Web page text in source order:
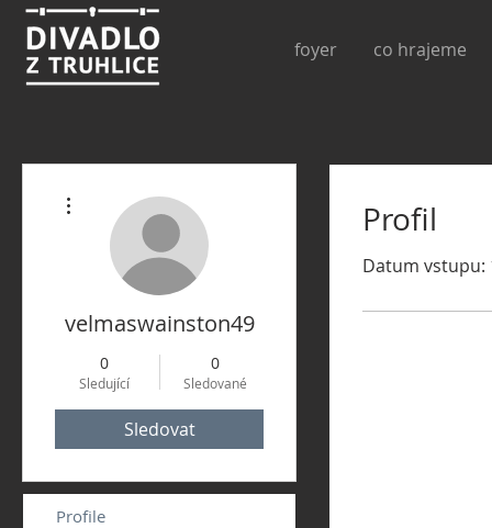
foyer co hrajeme
Profil
Datum vstupu:
velmaswainston49
0
Sledující
0
Sledované
Sledovat
Profile